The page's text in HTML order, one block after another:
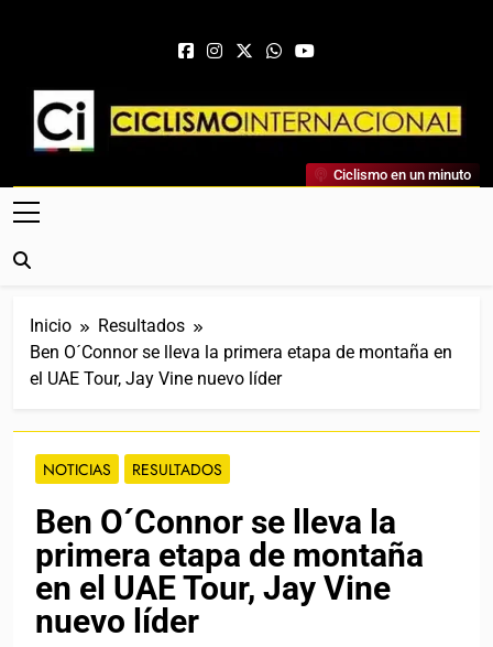
Ciclismo Internacional
Web Dedicada Al Ciclismo Mundial. Entrevistas, Análisis,
Crónicas, Previas Y Más. La Web Ciclista De Referencia.
Ciclismo en un minuto
Inicio
Resultados
Ben O´Connor se lleva la primera etapa de montaña en
el UAE Tour, Jay Vine nuevo líder
NOTICIAS RESULTADOS
Ben O´Connor se lleva la
primera etapa de montaña
en el UAE Tour, Jay Vine
nuevo líder